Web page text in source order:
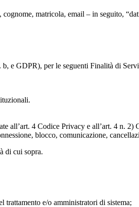
matricola, email – in seguito,
b, e GDPR), per le seguenti Finalità di
all’art. 4 Codice Privacy e all’art. 4 n.
blocco, comunicazione,
di cui sopra.
e/o amministratori di sistema;